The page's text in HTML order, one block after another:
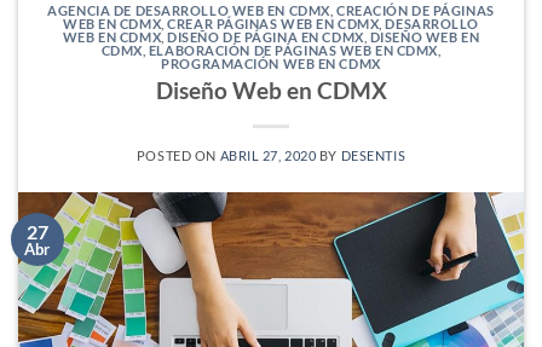
AGENCIA DE DESARROLLO WEB EN CDMX CREACIÓN DE PÁGINAS
WEB EN CDMX ,CREAR PÁGINAS WEB EN CDMX ,DESARROLLO
WEB EN CDMX,DISEÑO DE PÁGINA EN CDMX DISEÑO WEB EN
CDMX ELABORACIÓN DE PÁGINAS WEB EN CDMX
PROGRAMACIÓN WEB EN CDMX
Diseño Web en CDMX
POSTED ON ABRIL 27, 2020 BY DESENTIS
27
Abr